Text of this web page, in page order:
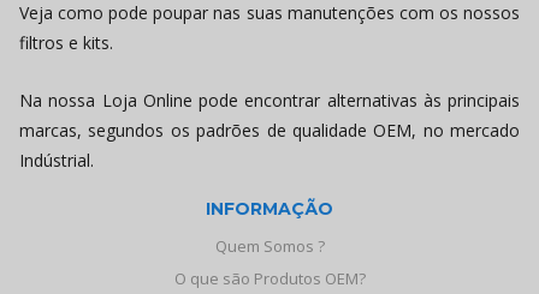
Veja como pode poupar nas suas manutenções com os nossos
filtros e kits.
Na nossa Loja Online pode encontrar alternativas às principais
marcas, segundos os padrões de qualidade OEM, no mercado
Indústrial.
INFORMAÇÃO
Quem Somos ?
O que são Produtos OEM?